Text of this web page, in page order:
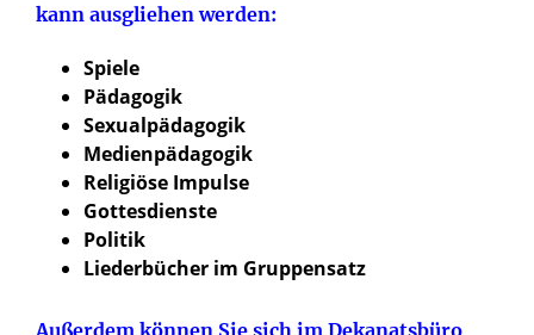
kann ausgliehen werden:
Spiele
Pädagogik
Sexualpädagogik
Medienpädagogik
Religiöse Impulse
Gottesdienste
Politik
Liederbücher im Gruppensatz